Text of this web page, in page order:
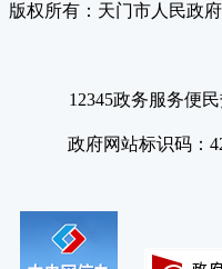
版权所有：天门市人民
12345政务服务便
政府网站标识码：